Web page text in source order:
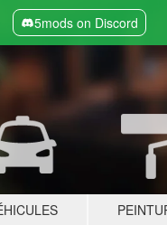
5mods on Discord